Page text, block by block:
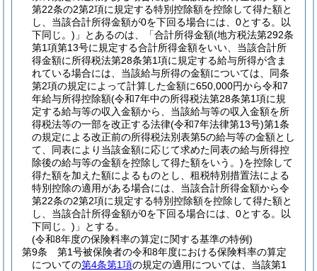
第22条の2第2項に規定する特別控除額を控除して得た額と
し、当該合計所得金額が0を下回る場合には、0とする。以
下同じ。) 」とあるのは、「合計所得金額(地方税法第292条
第1項第13号に規定する合計所得金額をいい、当該合計所
得金額に所得税法第28条第1項に規定する給与所得が含ま
れている場合には、当該給与所得の金額については、同条
第2項の規定によって計算した金額に650,000円から令和7
年給与所得控除額(令和7年中の所得税法第28条第1項に規
定する給与等の収入金額から、当該給与等の収入金額を所
得税法等の一部を改正する法律(令和7年法律第13号)第1条
の規定による改正前の所得税法別表第5の給与等の金額とし
て、同表により当該金額に応じて求めた同表の給与所得控
除後の給与等の金額を控除して得た額をいう。)を控除して
得た額を加えた額によるものとし、租税特別措置法による
特別控除の適用がある場合には、当該合計所得金額から令
第22条の2第2項に規定する特別控除額を控除して得た額と
し、当該合計所得金額が0を下回る場合には、0とする。以
下同じ。) 」とする。
(令和8年度の保険料率の算定に関する基準の特例)
第9条
第1号被保険者の令和8年度における保険料率の算定
についての第4条第1項の規定の適用については、当該第1